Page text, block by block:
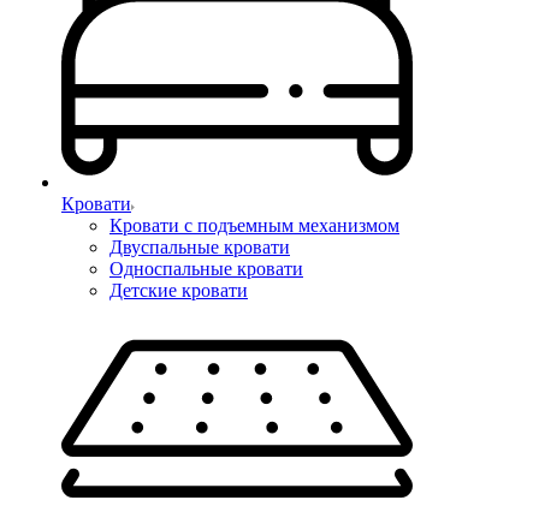
Кровати
Кровати с подъемным механизмом
Двуспальные кровати
Односпальные кровати
Детские кровати